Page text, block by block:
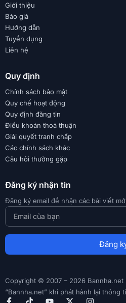
Giới thiệu
Báo giá
Hướng dẫn
Tuyển dụng
Liên hệ
Quy định
Chính sách bảo mật
Quy chế hoạt động
Quy định đăng tin
Điều khoản thoả thuận
Giải quyết tranh chấp
Các chính sách khác
Câu hỏi thường gặp
Đăng ký nhận tin
Đăng ký email để nhận các bài viết
Đăng
Copyright © 2007 – 2026 Bannha.net
“Bannha.net” khi phát hành lại thông